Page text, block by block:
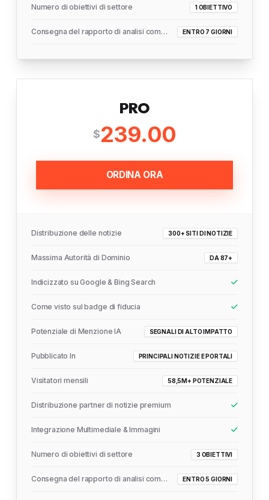
Numero di obiettivi di settore 1 OBIETTIVO
Consegna del rapporto di analisi completo ENTRO 7 GIORNI
PRO
$239.00
ORDINA ORA
Distribuzione delle notizie 300+ SITI DI NOTIZIE
Massima Autorità di Dominio DA 87+
Indicizzato su Google & Bing Search
Come visto sul badge di fiducia
Potenziale di Menzione IA SEGNALI DI ALTO IMPATTO
Pubblicato In PRINCIPALI NOTIZIE E PORTALI
Visitatori mensili 58,5M+ POTENZIALE
Distribuzione partner di notizie premium
Integrazione Multimediale & Immagini
Numero di obiettivi di settore 3 OBIETTIVI
Consegna del rapporto di analisi completo ENTRO 5 GIORNI